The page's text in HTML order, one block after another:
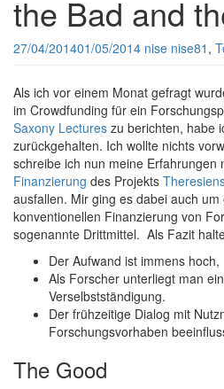
the Bad and
27/04/201401/05/2014 nise nise81 ,
Als ich vor einem Monat gefragt
im Crowdfunding für ein
Saxony Lectures zu berichten, habe
zurückgehalten. Ich wollte nichts
schreibe ich nun meine Erfahrungen
Finanzierung des Projekts
ausfallen. Mir ging es dabei auch
konventionellen Finanzierung von
sogenannte Drittmittel. Als Fazit
Der Aufwand ist immens hoch,
Als Forscher unterliegt man
Verselbstständigung.
Der frühzeitige Dialog mit
Forschungsvorhaben
The Good